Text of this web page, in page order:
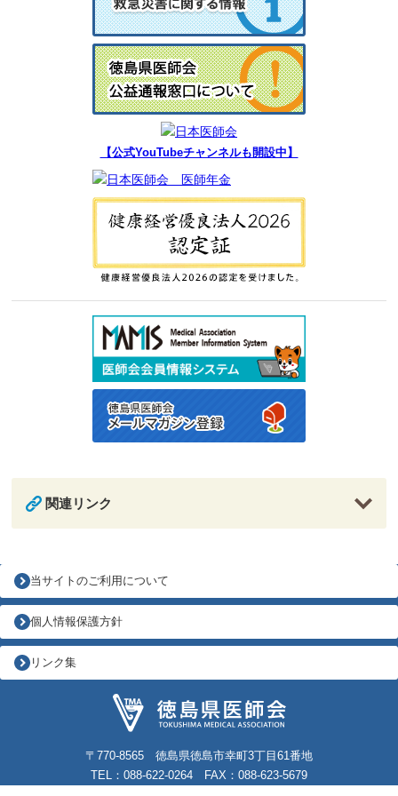
【公式YouTubeチャンネルも開設中】
関連リンク
〒770-8565 徳島県徳島市幸町3丁目61番地
TEL：088-622-0264 FAX：088-623-5679
当サイトのご利用について
個人情報保護方針
リンク集